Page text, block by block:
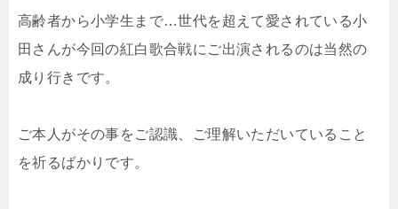
高齢者から小学生まで…世代を超えて愛されている小
田さんが今回の紅白歌合戦にご出演されるのは当然の
成り行きです。
ご本人がその事をご認識、ご理解いただいていること
を祈るばかりです。